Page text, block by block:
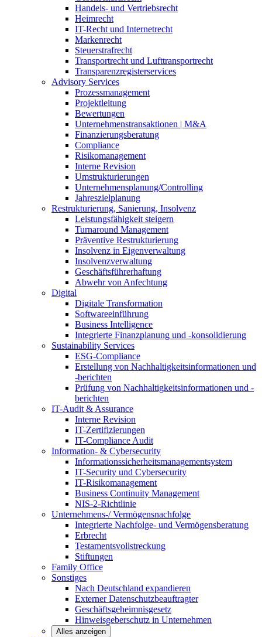
Handels- und Vertriebsrecht
Heimrecht
IT-Recht und Internetrecht
Markenrecht
Steuerstrafrecht
Transportrecht und Lufttransportrecht
Transparenzregisterservices
Advisory Services
Prozessmanagement
Projektleitung
Bewertungen
Unternehmenstransaktionen | M&A
Finanzierungsberatung
Compliance
Risikomanagement
Interne Revision
Umstrukturierungen
Unternehmensplanung/Controlling
Jahreszielplanung
Restrukturierung, Sanierung, Insolvenz
Leistungsfähigkeit steigern
Turnaround Management
Präventive Restrukturierung
Insolvenz in Eigenverwaltung
Insolvenzverwaltung
Geschäftsführerhaftung
Abwehr von Anfechtung
Digital
Digitale Transformation
Softwareeinführung
Business Intelligence
Integrierte Finanzplanung und -konsolidierung
Sustainability Services
ESG-Compliance
Erstellung von Nachhaltigkeitsinformationen und
-berichten
Prüfung von Nachhaltigkeitsinformationen und -
berichten
IT-Audit & Assurance
Interne Revision
IT-Zertifizierungen
IT-Compliance Audit
Information- & Cybersecurity
Informationssicherheitsmanagementsystem
IT-Security und Cybersecurity
IT-Risikomanagement
Business Continuity Management
NIS-2-Richtlinie
Unternehmens-/Vermögensnachfolge
Integrierte Nachfolge- und Vermögensberatung
Erbrecht
Testamentsvollstreckung
Stiftungen
Family Office
Sonstiges
Nach Deutschland expandieren
Externer Datenschutzbeauftragter
Geschäftsgeheimnisgesetz
Hinweisgeberschutz in Unternehmen
Alles anzeigen